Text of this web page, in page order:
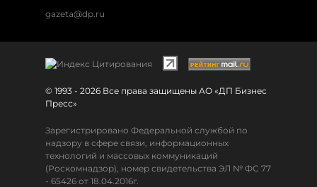
gazeta@dp.ru
© 1993 - 2026 Все права защищены АО «ДП Бизнес
Пресс»
Зарегистрировано Федеральной службой по
надзору в сфере связи, информационных
технологий и массовых коммуникаций
(Роскомнадзор), номер свидетельства ЭЛ № ФС 77
- 65426 от 18.04.2016г.